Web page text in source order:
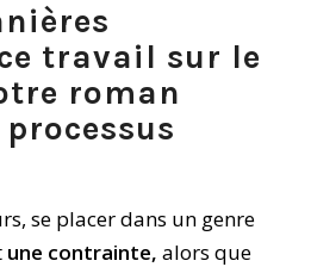
travail sur le
roman
se placer dans un genre
une contrainte, alors que